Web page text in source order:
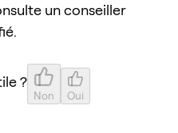
un conseiller
?
Non Oui